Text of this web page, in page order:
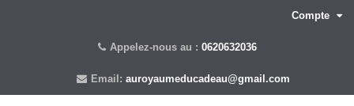
Compte
Appelez-nous au : 0620632036
Email: auroyaumeducadeau@gmail.com